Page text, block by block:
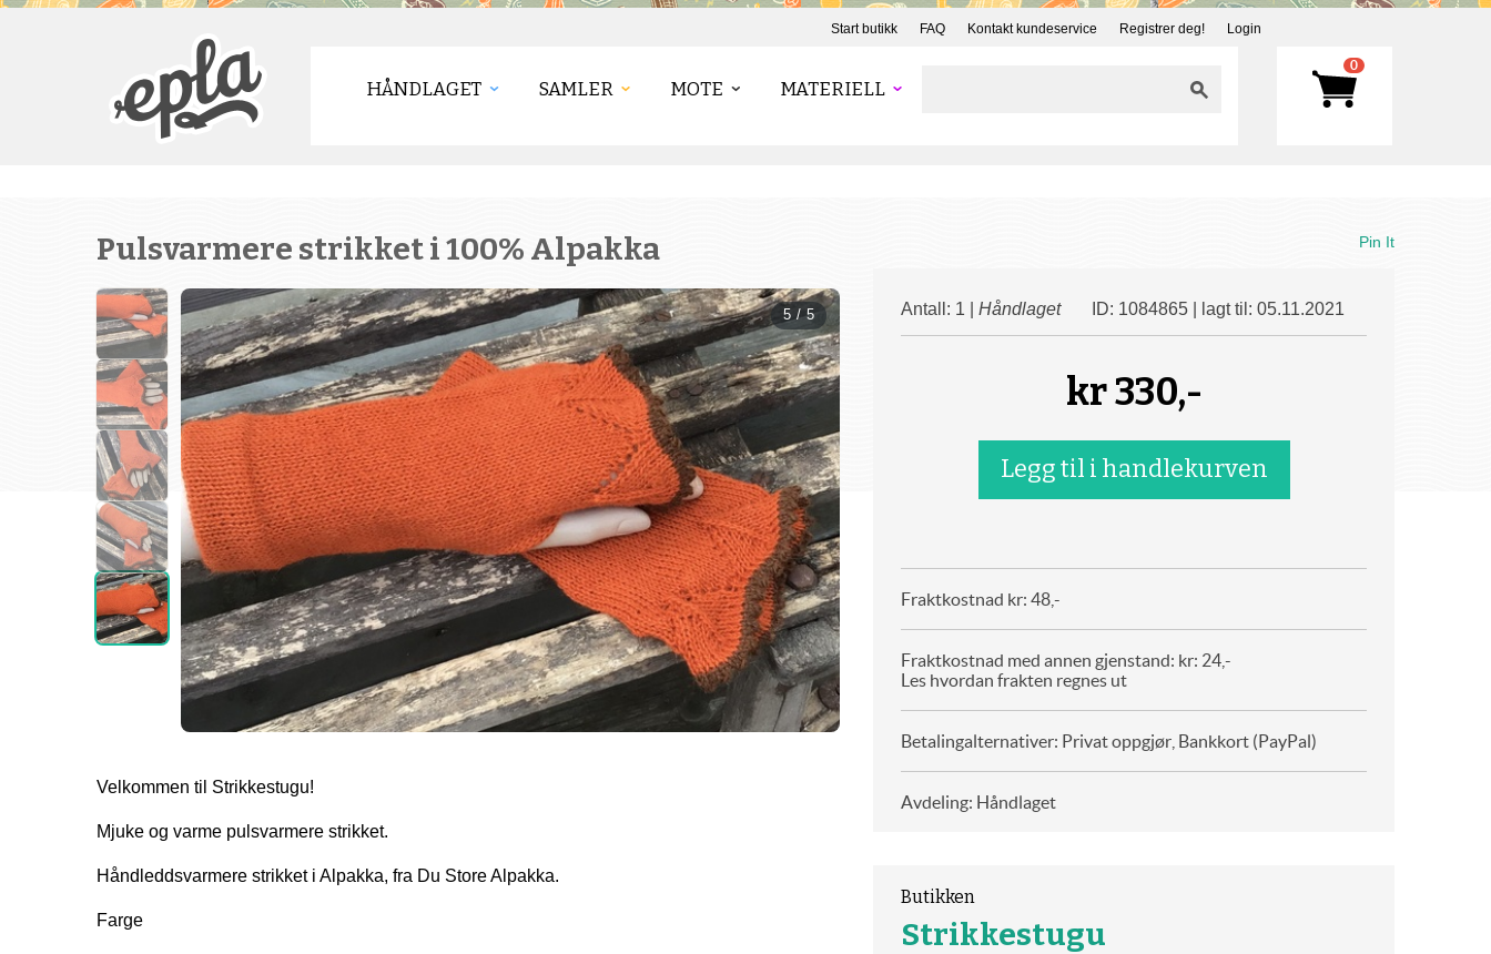
Start butikk FAQ Kontakt kundeservice Registrer deg! Login
HÅNDLAGET SAMLER MOTE MATERIELL
0
Pulsvarmere strikket i 100% Alpakka
5 / 5
Velkommen til Strikkestugu!
Mjuke og varme pulsvarmere strikket.
Håndleddsvarmere strikket i Alpakka, fra Du Store Alpakka.
Farge
Pin It
Antall: 1 | Håndlaget ID: 1084865 | lagt til: 05.11.2021
kr330,-
Fraktkostnad kr: 48,-
Fraktkostnad med annen gjenstand: kr: 24,-
Les hvordan frakten regnes ut
Betalingalternativer: Privat oppgjør, Bankkort (PayPal)
Avdeling: Håndlaget
Butikken
Strikkestugu